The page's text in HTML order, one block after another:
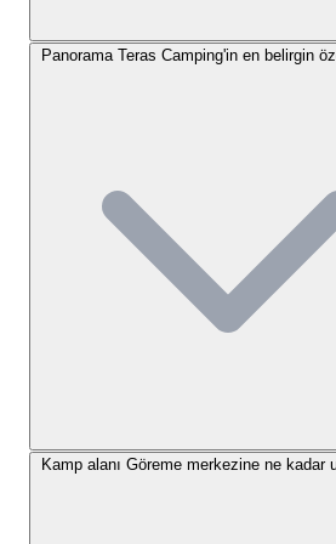
sakin bir ortam sunuyoruz.
konum büyük bir avantaj
Panorama Teras
Konaklama
konaklama alanlarımız, farklı
Panorama Teras Camping'in en belirgin
Kamp alanı Göreme merkezine ne kadar